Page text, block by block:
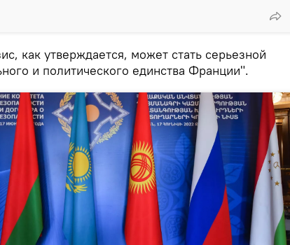
как утверждается, может стать серьезной
и политического единства Франции".